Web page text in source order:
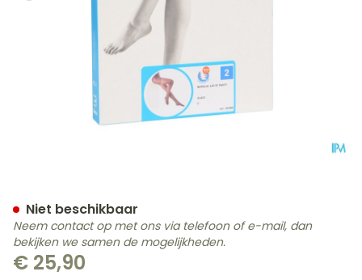
€ 25,90
Niet beschikbaar
Neem contact op met ons via telefoon of e-mail, dan
bekijken we samen de mogelijkheden.